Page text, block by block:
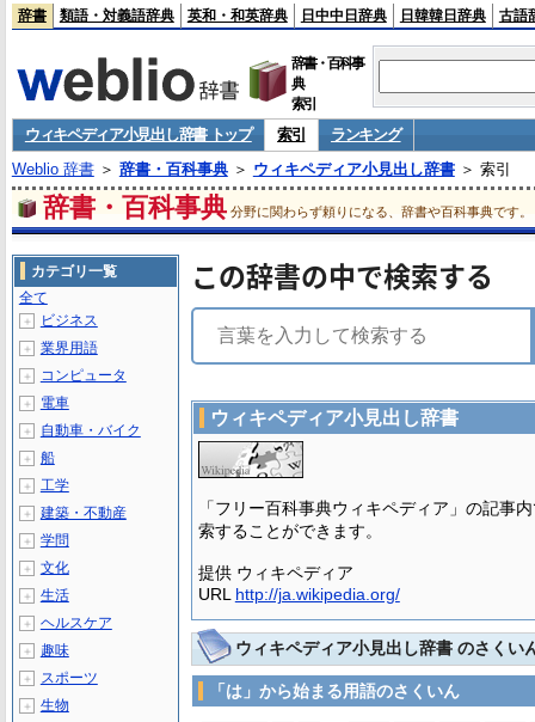
辞書 類語・対義語辞典 英和・和英辞典 日中中日辞典 日韓韓日辞典 古語
辞書・百科事
典
索引
ウィキペディア小見出し辞書 トップ 索引
ランキング
Weblio 辞書＞ 辞書・百科事典＞ ウィキペディア小見出し辞書＞ 索引
辞書・百科事典 分野に関わらず頼りになる、辞書や百科事典です。
この辞書の中で検索する
ウィキペディア小見出し辞書
「フリー百科事典ウィキペディア」の記事
索することができます。
提供 ウィキペディア
URL http://ja.wikipedia.org/
ウィキペディア小見出し辞書 のさくい
「は」から始まる用語のさくいん
カテゴリ一覧
全て
＋ ビジネス
＋ 業界用語
＋ コンピュータ
＋ 電車
＋ 自動車・バイク
＋ 船
＋ 工学
＋ 建築・不動産
＋ 学問
＋ 文化
＋ 生活
＋ ヘルスケア
＋ 趣味
＋ スポーツ
＋ 生物